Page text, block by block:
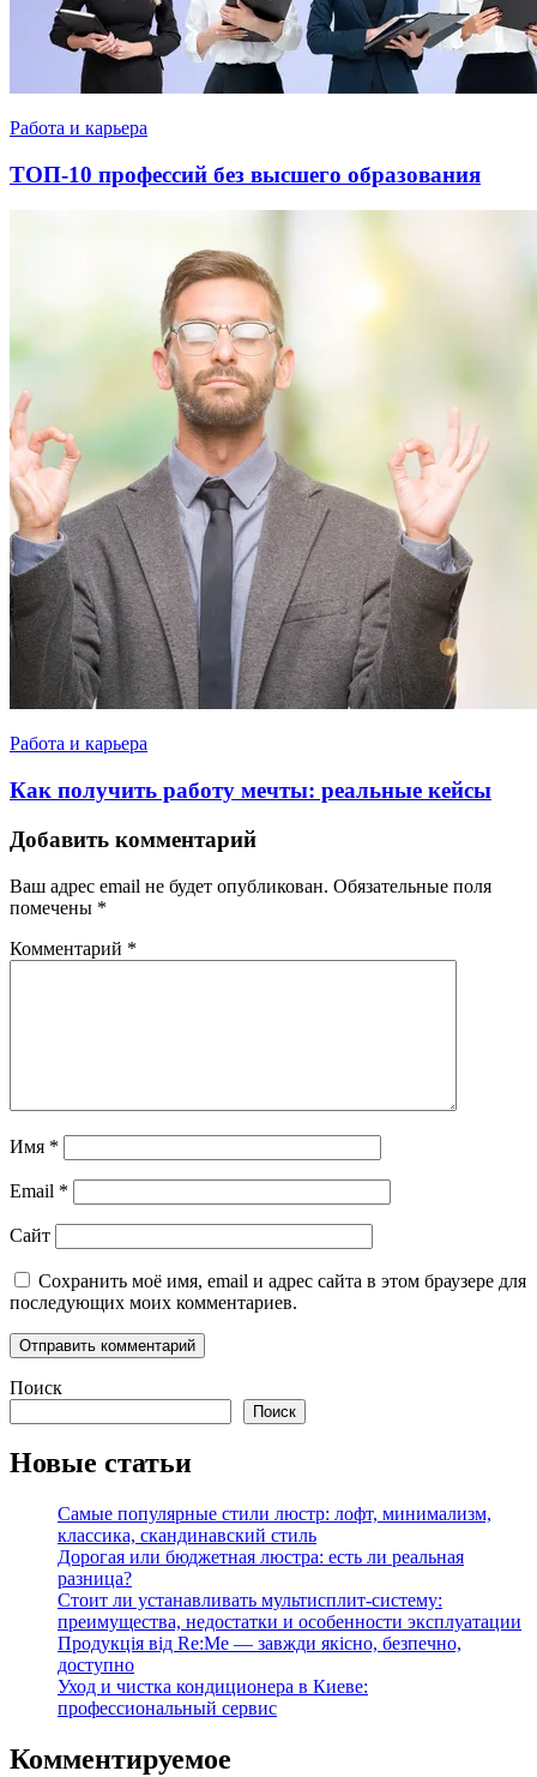
Работа и карьера
ТОП-10 профессий без высшего образования
Работа и карьера
Как получить работу мечты: реальные кейсы
Добавить комментарий
Ваш адрес email не будет опубликован. Обязательные поля
помечены *
Комментарий *
Имя *
Email *
Сайт
Сохранить моё имя, email и адрес сайта в этом браузере для
последующих моих комментариев.
Поиск
Поиск
Новые статьи
Самые популярные стили люстр: лофт, минимализм,
классика, скандинавский стиль
Дорогая или бюджетная люстра: есть ли реальная
разница?
Стоит ли устанавливать мультисплит-систему:
преимущества, недостатки и особенности эксплуатации
Продукція від Re:Me — завжди якісно, безпечно,
доступно
Уход и чистка кондиционера в Киеве:
профессиональный сервис
Комментируемое